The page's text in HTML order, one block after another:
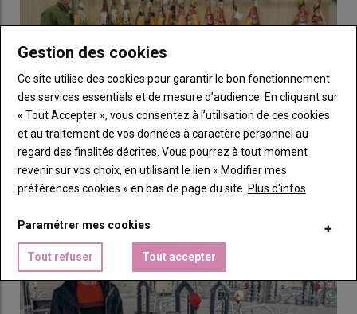
L’engraissement, un atelier « pilote »
Lors de son installation en 2023, Élodie a rejoint sa mère au
sein de l’EARL en reprenant à un tiers un élevage naisseur-
engraisseur cunicole de 550 cages-mères et 30 hectares de
terres à Campénéac. L’EARL Realap comprend un atelier
cunicole naisseur-engraisseur de 2 850 cages-mères, une
quatre sites. Sur le site principal à Augan,
« nous avons rénové
post-sevrage et trois en engraissement porc. La coque et la
fosse avec raclage des anciens bâtiments lapins ont été
conservées », indique Élodie, en réflexion depuis 2021. Afin
L’industrialisation de l’agroalimentaire porcin
espagnol
15 juillet 2026
Pour comprendre l’incroyable croissance de la filière porcine
espagnole, s’intéresser à l’industrialisation de l’…
Gestion des cookies
Ce site utilise des cookies pour garantir le bon fonctionnement
des services essentiels et de mesure d’audience. En cliquant sur
« Tout Accepter », vous consentez à l’utilisation de ces cookies
et au traitement de vos données à caractère personnel au
regard des finalités décrites. Vous pourrez à tout moment
revenir sur vos choix, en utilisant le lien « Modifier mes
préférences cookies » en bas de page du site. Plus d'infos
Paramétrer mes cookies
Tout refuser Tout accepter